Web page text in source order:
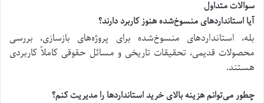
سوالات متداول
آیا استانداردهای منسوخ‌شده هنوز کاربرد دارند؟
بله، استانداردهای منسوخ‌شده برای پروژه‌های بازسازی، بررسی
محصولات قدیمی، تحقیقات تاریخی و مسائل حقوقی کاملاً کاربردی
هستند.
چطور می‌توانم هزینه بالای خرید استانداردها را مدیریت کنم؟